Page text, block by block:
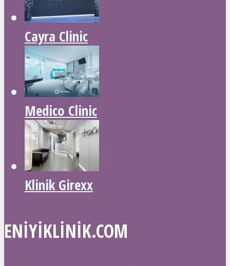
Cayra Clinic
Medico Clinic
Klinik Girexx
ENIYIKLINIK.COM